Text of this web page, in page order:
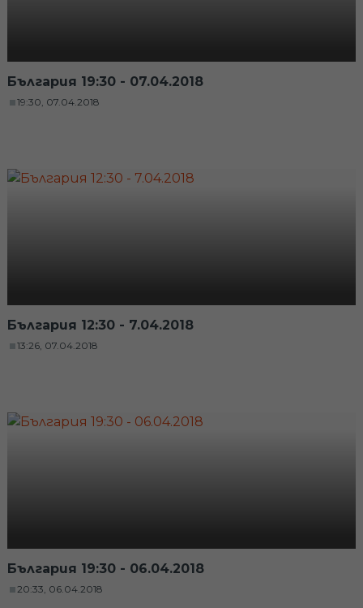
България 19:30 - 07.04.2018
19:30, 07.04.2018
България 12:30 - 7.04.2018
13:26, 07.04.2018
България 19:30 - 06.04.2018
20:33, 06.04.2018